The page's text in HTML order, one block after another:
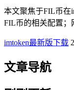
本文聚焦于FIL币在
FIL币的相关配置；
imtoken最新版下载
文章导航